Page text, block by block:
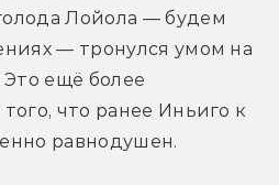
Лойола — будем
— тронулся умом на
ещё более
что ранее Иньиго к
равнодушен.